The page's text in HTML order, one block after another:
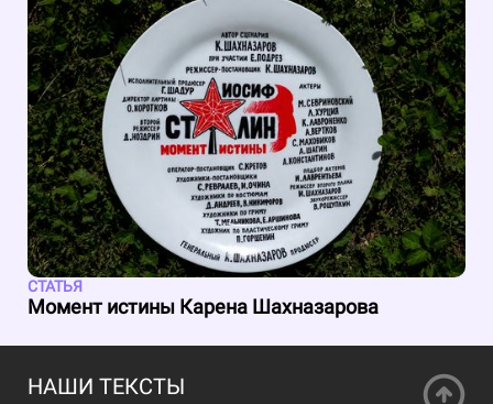
СТАТЬЯ
Момент истины Карена Шахназарова
НАШИ ТЕКСТЫ